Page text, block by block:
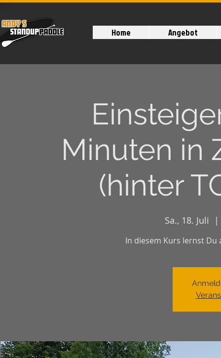
Home Angebot
Minuten in
(hinter
Sa., 18. Juli
In diesem Kurs lernst Du